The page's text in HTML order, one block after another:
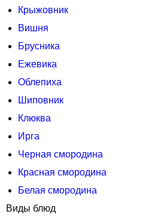
Крыжовник
Вишня
Брусника
Ежевика
Облепиха
Шиповник
Клюква
Ирга
Черная смородина
Красная смородина
Белая смородина
Виды блюд